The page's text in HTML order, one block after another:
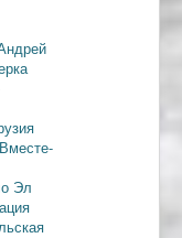
Вместе-
Эл